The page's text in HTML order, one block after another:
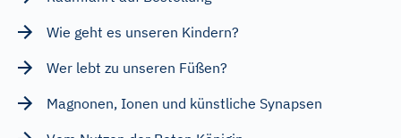
Wie geht es unseren Kindern?
Wer lebt zu unseren Füßen?
Magnonen, Ionen und künstliche Synapsen